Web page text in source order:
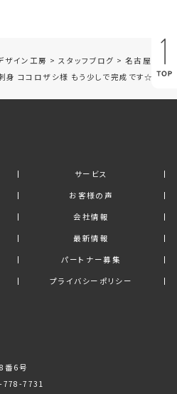
ザイン工房 > スタッフブログ > 名古屋市
身 ココロザシ様 もう少しで完成です☆
サービス
お客様の声
会社情報
最新情報
パートナー募集
プライバシーポリシー
番6号
778-7731